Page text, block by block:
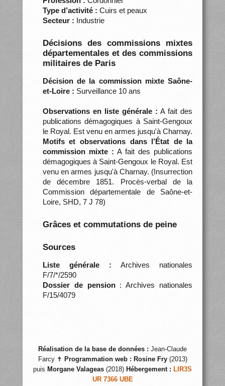
Type d’activité : Cuirs et peaux
Secteur : Industrie
Décisions des commissions mixtes
départementales et des commissions
militaires de Paris
Décision de la commission mixte Saône-
et-Loire : Surveillance 10 ans
Observations en liste générale : A fait des
publications démagogiques à Saint-Gengoux
le Royal. Est venu en armes jusqu'à Charnay.
Motifs et observations dans l’État de la
commission mixte : A fait des publications
démagogiques à Saint-Gengoux le Royal. Est
venu en armes jusqu'à Charnay. (Insurrection
de décembre 1851. Procès-verbal de la
Commission départementale de Saône-et-
Loire, SHD, 7 J 78)
Grâces et commutations de peine
Sources
Liste générale : Archives nationales
F/7/*/2590
Dossier de pension: Archives nationales
F/15/4079
Réalisation de la base de données : Jean-Claude
Farcy ✝ Programmation web : Rosine Fry(2013)
puis Morgane Valageas (2018) Hébergement : LIR3S
UR 7366 UBE